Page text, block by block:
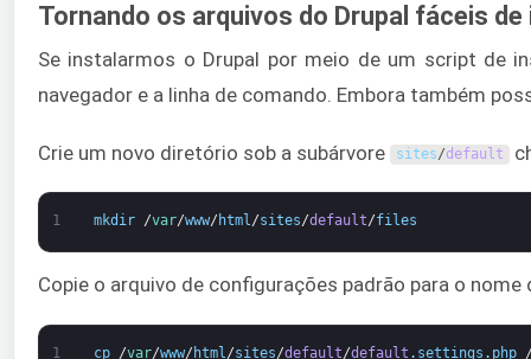
Tornando os arquivos do Drupal fáceis
Se instalarmos o Drupal por meio de um script de
navegador e a linha de comando. Embora também
Crie um novo diretório sob a subárvore sites/default
1 mkdir /var/www/ html/sites/default/files
Copie o arquivo de configurações padrão para o
1 cp /var/www/ html /sites/default/default . settings . php